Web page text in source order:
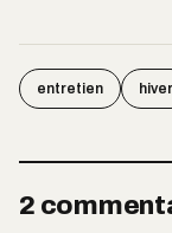
entretien hiver
2